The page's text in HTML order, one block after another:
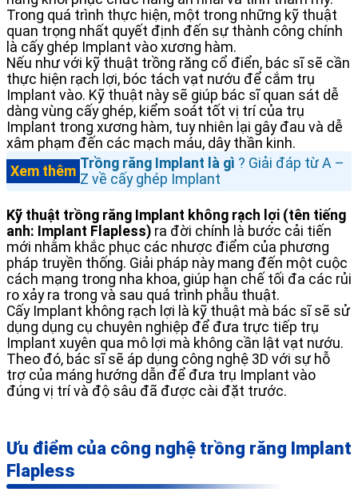
Trong quá trình thực hiện, một trong những kỹ thuật
quan trọng nhất quyết định đến sự thành công chính
là cấy ghép Implant vào xương hàm.
Nếu như với kỹ thuật trồng răng cổ điển, bác sĩ sẽ cần
thực hiện rạch lợi, bóc tách vạt nướu để cắm trụ
Implant vào. Kỹ thuật này sẽ giúp bác sĩ quan sát dễ
dàng vùng cấy ghép, kiểm soát tốt vị trí của trụ
Implant trong xương hàm, tuy nhiên lại gây đau và dễ
xâm phạm đến các mạch máu, dây thần kinh.
Xem thêm Trồng răng Implant là gì ? Giải đáp từ A –
Z về cấy ghép Implant
Kỹ thuật trồng răng Implant không rạch lợi (tên tiếng
anh: Implant Flapless) ra đời chính là bước cải tiến
mới nhằm khắc phục các nhược điểm của phương
pháp truyền thống. Giải pháp này mang đến một cuộc
cách mạng trong nha khoa, giúp hạn chế tối đa các rủi
ro xảy ra trong và sau quá trình phẫu thuật.
Cấy Implant không rạch lợi là kỹ thuật mà bác sĩ sẽ sử
dụng dụng cụ chuyên nghiệp để đưa trực tiếp trụ
Implant xuyên qua mô lợi mà không cần lật vạt nướu.
Theo đó, bác sĩ sẽ áp dụng công nghệ 3D với sự hỗ
trợ của máng hướng dẫn để đưa trụ Implant vào
đúng vị trí và độ sâu đã được cài đặt trước.
Ưu điểm của công nghệ trồng răng Implant
Flapless